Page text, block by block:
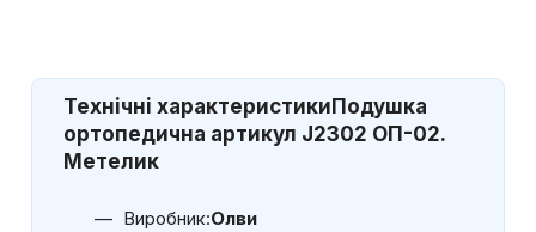
Технічні характеристикиПодушка
ортопедична артикул J2302 ОП-02.
Метелик
Виробник:Олви